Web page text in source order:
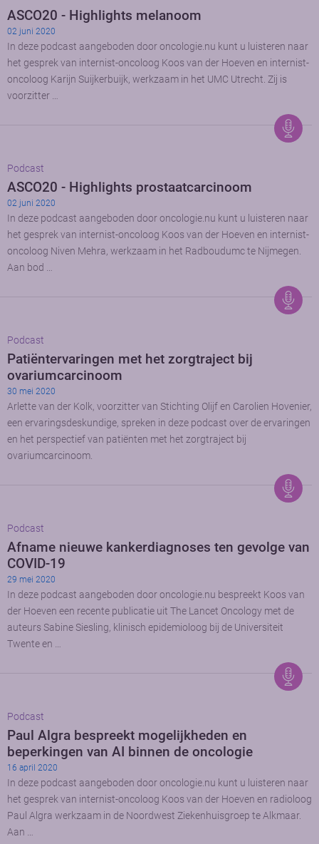
ASCO20 - Highlights melanoom
02 juni 2020
In deze podcast aangeboden door oncologie.nu kunt u luisteren naar
het gesprek van internist-oncoloog Koos van der Hoeven en internist-
oncoloog Karijn Suijkerbuijk, werkzaam in het UMC Utrecht. Zij is
voorzitter …
Podcast
ASCO20 - Highlights prostaatcarcinoom
02 juni 2020
In deze podcast aangeboden door oncologie.nu kunt u luisteren naar
het gesprek van internist-oncoloog Koos van der Hoeven en internist-
oncoloog Niven Mehra, werkzaam in het Radboudumc te Nijmegen.
Aan bod …
Podcast
Patiëntervaringen met het zorgtraject bij
ovariumcarcinoom
30 mei 2020
Arlette van der Kolk, voorzitter van Stichting Olijf en Carolien Hovenier,
een ervaringsdeskundige, spreken in deze podcast over de ervaringen
en het perspectief van patiënten met het zorgtraject bij
ovariumcarcinoom.
Podcast
Afname nieuwe kankerdiagnoses ten gevolge van
COVID-19
29 mei 2020
In deze podcast aangeboden door oncologie.nu bespreekt Koos van
der Hoeven een recente publicatie uit The Lancet Oncology met de
auteurs Sabine Siesling, klinisch epidemioloog bij de Universiteit
Twente en …
Podcast
Paul Algra bespreekt mogelijkheden en
beperkingen van AI binnen de oncologie
16 april 2020
In deze podcast aangeboden door oncologie.nu kunt u luisteren naar
het gesprek van internist-oncoloog Koos van der Hoeven en radioloog
Paul Algra werkzaam in de Noordwest Ziekenhuisgroep te Alkmaar.
Aan …